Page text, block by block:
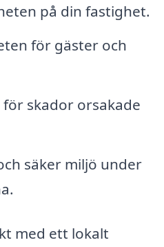
på din fastighet.
för gäster och
skador orsakade
säker miljö under
med ett lokalt